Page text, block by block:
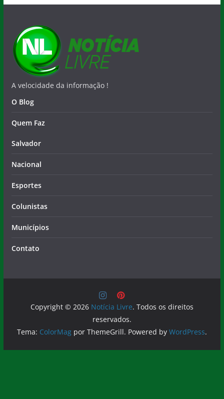
A velocidade da informação !
O Blog
Quem Faz
Salvador
Nacional
Esportes
Colunistas
Municípios
Contato
Copyright © 2026 Notícia Livre. Todos os direitos
reservados.
Tema: ColorMagpor ThemeGrill. Powered by WordPress.